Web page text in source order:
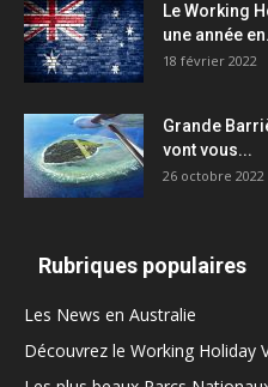
Le Working
une année
18 février 2022
Grande
vont vous...
26 octobre 2022
Rubriques populaires
Les News en Australie
Découvrez le Working Holiday